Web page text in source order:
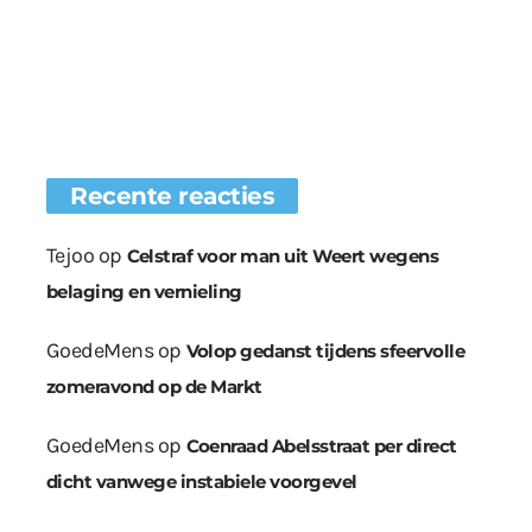
Recente reacties
Tejoo op Celstraf voor man uit Weert wegens
belaging en vernieling
GoedeMensop Volop gedanst tijdens sfeervolle
zomeravond op de Markt
GoedeMensop Coenraad Abelsstraat per direct
dicht vanwege instabiele voorgevel